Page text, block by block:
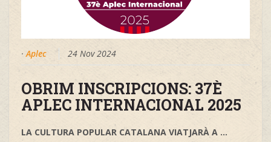
·Aplec 24 Nov 2024
OBRIM INSCRIPCIONS: 37È
APLEC INTERNACIONAL 2025
LA CULTURA POPULAR CATALANA VIATJARÀ A ...